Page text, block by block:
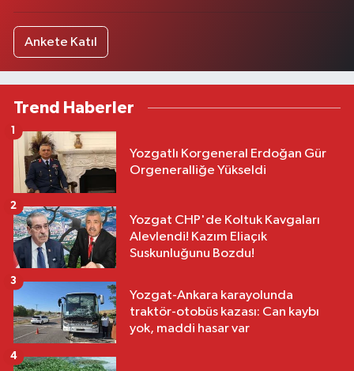
Ankete Katıl
Trend Haberler
Yozgatlı Korgeneral Erdoğan Gür
Orgeneralliğe Yükseldi
1
Yozgat CHP'de Koltuk Kavgaları
Alevlendi! Kazım Eliaçık
Suskunluğunu Bozdu!
2
Yozgat-Ankara karayolunda
traktör-otobüs kazası: Can kaybı
yok, maddi hasar var
3
4